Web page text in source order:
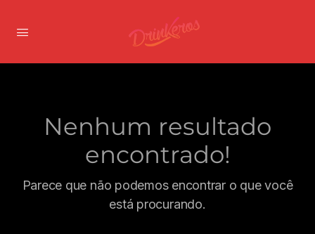
Nenhum resultado
encontrado!
Parece que não podemos encontrar o que você
está procurando.